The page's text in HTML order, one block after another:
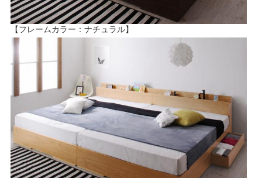
【フレームカラー：ナチュラル】